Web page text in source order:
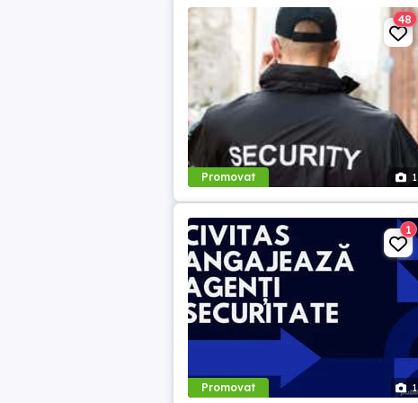
Promovat 1
48
Promovat 1
1